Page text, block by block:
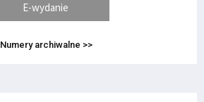
E-wydanie
Numery archiwalne >>